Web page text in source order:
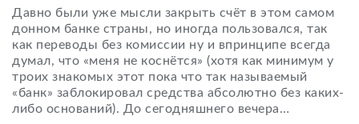
Давно были уже мысли закрыть счёт в этом самом
донном банке страны, но иногда пользовался, так
как переводы без комиссии ну и впринципе всегда
думал, что «меня не коснётся» (хотя как минимум у
троих знакомых этот пока что так называемый
«банк» заблокировал средства абсолютно без каких-
либо оснований). До сегодняшнего вечера…